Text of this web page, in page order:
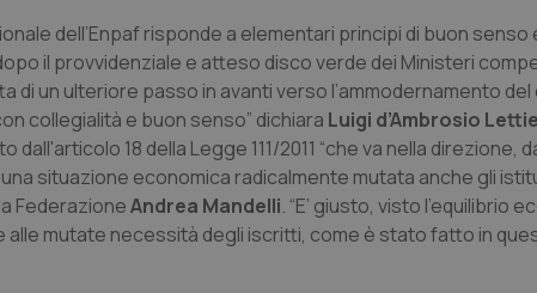
dell’Enpaf risponde a elementari principi di buon
il provvidenziale e atteso disco verde dei Ministeri
un ulteriore passo in avanti verso l’ammodernamento del
collegialità e buon senso” dichiara Luigi d’Ambrosio
dall'articolo 18 della Legge 111/2011 “che va nella
situazione economica radicalmente mutata anche gli
FederazioneAndrea Mandelli. “E’ giusto, visto l’equilibrio
mutate necessità degli iscritti, come è stato fatto in